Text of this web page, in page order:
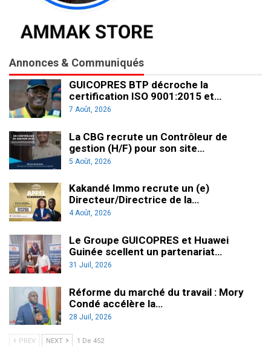
Annonces & Communiqués
GUICOPRES BTP décroche la
certification ISO 9001:2015 et…
7 Août, 2026
La CBG recrute un Contrôleur de
gestion (H/F) pour son site…
5 Août, 2026
Kakandé Immo recrute un (e)
Directeur/Directrice de la…
4 Août, 2026
Le Groupe GUICOPRES et Huawei
Guinée scellent un partenariat…
31 Juil, 2026
Réforme du marché du travail : Mory
Condé accélère la…
28 Juil, 2026
PREV NEXT 1 De 452